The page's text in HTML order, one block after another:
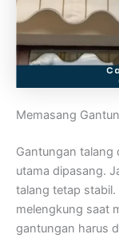
Memasang
Gantungan talang
utama dipasang.
talang tetap stabil.
melengkung saat
gantungan harus